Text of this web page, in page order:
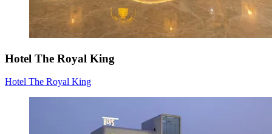
Hotel The Royal King
Hotel The Royal King